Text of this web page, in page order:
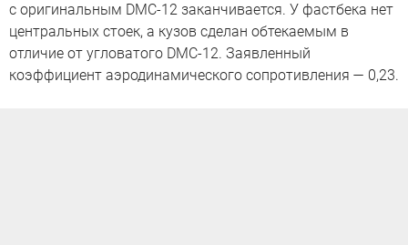
с оригинальным DMC-12 заканчивается. У фастбека нет
центральных стоек, а кузов сделан обтекаемым в
отличие от угловатого DMC-12. Заявленный
коэффициент аэродинамического сопротивления — 0,23.